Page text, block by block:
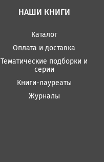
НАШИ КНИГИ
Каталог
Оплата и доставка
Тематические подборки и
серии
Книги-лауреаты
Журналы